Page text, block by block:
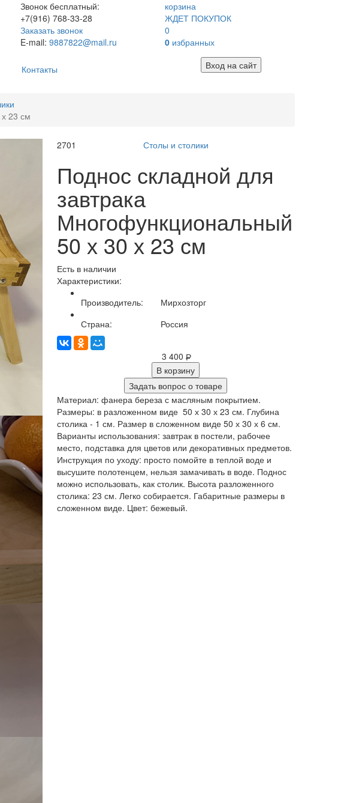
Звонок бесплатный:
+7(916) 768-33-28
Заказать звонок
E-mail:9887822@mail.ru
корзина
ЖДЕТ ПОКУПОК
0
0 избранных
Контакты Вход на сайт
23 см
2701 Столы и столики
Поднос складной для
завтрака
Многофункциональный
50 х 30 х 23 см
Есть в наличии
Характеристики:
Производитель:
Мирхозторг
Страна:
Россия
3 400 Р
В корзину
Задать вопрос о товаре
Материал: фанера береза с масляным покрытием.
Размеры: в разложенном виде 50 х 30 х 23 см. Глубина
столика - 1 см. Размер в сложенном виде 50 х 30 х 6 см.
Варианты использования: завтрак в постели, рабочее
место, подставка для цветов или декоративных предметов.
Инструкция по уходу: просто помойте в теплой воде и
высушите полотенцем, нельзя замачивать в воде. Поднос
можно использовать, как столик. Высота разложенного
столика: 23 см. Легко собирается. Габаритные размеры в
сложенном виде. Цвет: бежевый.